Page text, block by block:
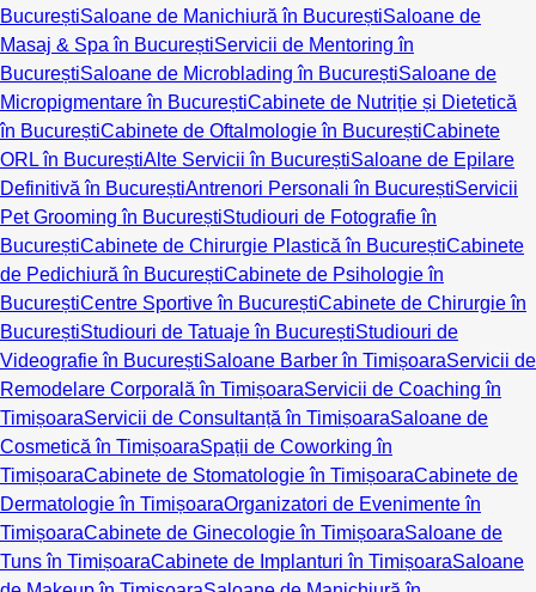
BucureștiSaloane de Manichiură în BucureștiSaloane de
Masaj & Spa în BucureștiServicii de Mentoring în
BucureștiSaloane de Microblading în BucureștiSaloane de
Micropigmentare în BucureștiCabinete de Nutriție și Dietetică
în BucureștiCabinete de Oftalmologie în BucureștiCabinete
ORL în BucureștiAlte Servicii în BucureștiSaloane de Epilare
Definitivă în BucureștiAntrenori Personali în BucureștiServicii
Pet Grooming în BucureștiStudiouri de Fotografie în
BucureștiCabinete de Chirurgie Plastică în BucureștiCabinete
de Pedichiură în BucureștiCabinete de Psihologie în
BucureștiCentre Sportive în BucureștiCabinete de Chirurgie în
BucureștiStudiouri de Tatuaje în BucureștiStudiouri de
Videografie în BucureștiSaloane Barber în TimișoaraServicii de
Remodelare Corporală în TimișoaraServicii de Coaching în
TimișoaraServicii de Consultanță în TimișoaraSaloane de
Cosmetică în TimișoaraSpații de Coworking în
TimișoaraCabinete de Stomatologie în TimișoaraCabinete de
Dermatologie în TimișoaraOrganizatori de Evenimente în
TimișoaraCabinete de Ginecologie în TimișoaraSaloane de
Tuns în TimișoaraCabinete de Implanturi în TimișoaraSaloane